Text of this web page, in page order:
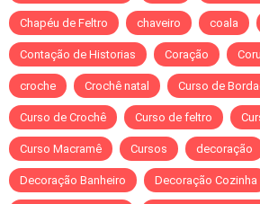
Chapéu de Feltro chaveiro coala
Contação de Historias Coração
croche Crochê natal Curso de
Curso de Crochê Curso de feltro
Curso Macramê Cursos decoração
Decoração Banheiro Decoração Cozinha